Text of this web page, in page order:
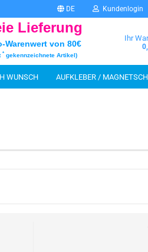
DE Kundenlogin
Lieferung
Warenwert von 80€
* gekennzeichnete Artikel)
Ihr
WUNSCH AUFKLEBER /